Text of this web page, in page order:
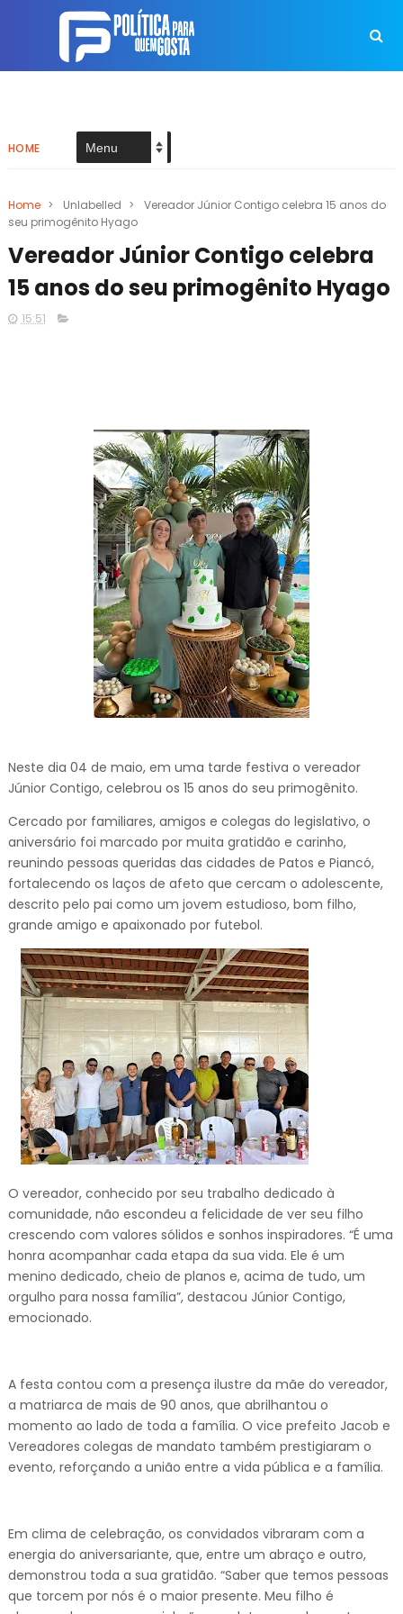
HOME
Home > Unlabelled >
Vereador Júnior Contigo celebra 15 anos do
seu primogênito Hyago
Vereador Júnior Contigo celebra
15 anos do seu primogênito Hyago
15:51
Neste dia 04 de maio, em uma tarde festiva o vereador
Júnior Contigo, celebrou os 15 anos do seu primogênito.
Cercado por familiares, amigos e colegas do legislativo, o
aniversário foi marcado por muita gratidão e carinho,
reunindo pessoas queridas das cidades de Patos e Piancó,
fortalecendo os laços de afeto que cercam o adolescente,
descrito pelo pai como um jovem estudioso, bom filho,
grande amigo e apaixonado por futebol.
O vereador, conhecido por seu trabalho dedicado à
comunidade, não escondeu a felicidade de ver seu filho
crescendo com valores sólidos e sonhos inspiradores. “É uma
honra acompanhar cada etapa da sua vida. Ele é um
menino dedicado, cheio de planos e, acima de tudo, um
orgulho para nossa família”, destacou Júnior Contigo,
emocionado.
A festa contou com a presença ilustre da mãe do vereador,
a matriarca de mais de 90 anos, que abrilhantou o
momento ao lado de toda a família. O vice prefeito Jacob e
Vereadores colegas de mandato também prestigiaram o
evento, reforçando a união entre a vida pública e a família.
Em clima de celebração, os convidados vibraram com a
energia do aniversariante, que, entre um abraço e outro,
demonstrou toda a sua gratidão. “Saber que temos pessoas
que torcem por nós é o maior presente. Meu filho é